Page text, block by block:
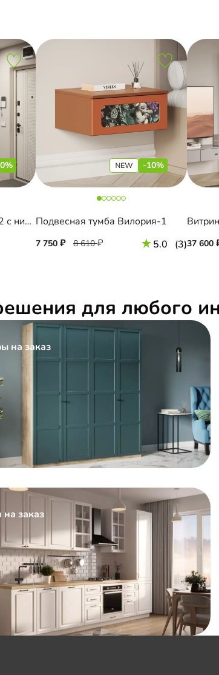
Распашной шкаф Капса-2 с нишей под пылесос
-10%
Подвесная тумба Вилория-1
7 750 8 610 5.0 (3)37 600
для любого
на заказ
на заказ